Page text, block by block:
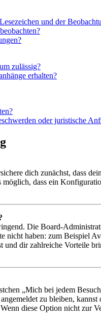
und der
zulässig?
erhalten?
oder juristische
dich zunächst, dass
dass ein
Die Board-
nicht haben: zum Beispiel
und dir zahlreiche Vorteile
„Mich bei jedem
zu bleiben,
diese Option nicht zur